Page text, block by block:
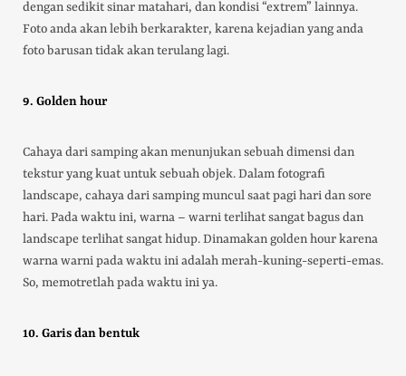
dengan sedikit sinar matahari, dan kondisi “extrem” lainnya.
Foto anda akan lebih berkarakter, karena kejadian yang anda
foto barusan tidak akan terulang lagi.
9. Golden hour
Cahaya dari samping akan menunjukan sebuah dimensi dan
tekstur yang kuat untuk sebuah objek. Dalam fotografi
landscape, cahaya dari samping muncul saat pagi hari dan sore
hari. Pada waktu ini, warna – warni terlihat sangat bagus dan
landscape terlihat sangat hidup. Dinamakan golden hour karena
warna warni pada waktu ini adalah merah-kuning-seperti-emas.
So, memotretlah pada waktu ini ya.
10. Garis dan bentuk